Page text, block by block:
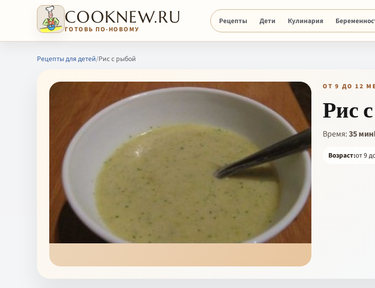
COOKNEW.RU
ГОТОВЬ ПО-НОВОМУ
Рецепты Дети Кулинария
Рецепты для детей/Рис с рыбой
ОТ 9 ДО 12
Рис
Время:35 мин
Возраст:от 9